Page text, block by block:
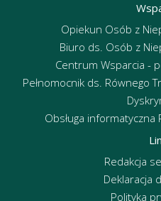
Opiekun Osób z
Biuro ds. Osób z
Centrum Wsparcia -
Pełnomocnik ds. Równego
Obsługa informatyczna
Redakcja
Deklaracja
Polityka